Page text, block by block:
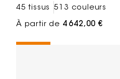
45 tissus 513 couleurs
À partir de 4 642,00 €